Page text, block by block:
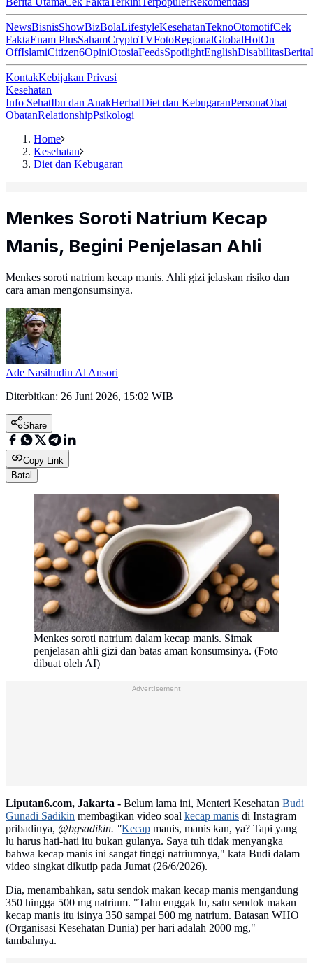
NewsBisnisShowBizBolaLifestyleKesehatanTeknoOtomotifCek
FaktaEnam PlusSahamCryptoTVFotoRegionalGlobalHotOn
OffIslamiCitizen6OpiniOtosiaFeedsSpotlightEnglishDisabilitasBerita
KontakKebijakan Privasi
Kesehatan
Info SehatIbu dan AnakHerbalDiet dan KebugaranPersonaObat
ObatanRelationshipPsikologi
Home
Kesehatan
Diet dan Kebugaran
Menkes Soroti Natrium Kecap
Manis, Begini Penjelasan Ahli
Menkes soroti natrium kecap manis. Ahli gizi jelaskan risiko dan
cara aman mengonsumsinya.
Ade Nasihudin Al Ansori
Diterbitkan: 26 Juni 2026, 15:02 WIB
Share
Copy Link
Batal
Menkes soroti natrium dalam kecap manis. Simak
penjelasan ahli gizi dan batas aman konsumsinya. (Foto
dibuat oleh AI)
Advertisement
Liputan6.com, Jakarta - Belum lama ini, Menteri Kesehatan Budi
Gunadi Sadikin membagikan video soal kecap manis di Instagram
pribadinya, @bgsadikin. "Kecap manis, manis kan, ya? Tapi yang
lu harus hati-hati itu bukan gulanya. Saya tuh tidak menyangka
bahwa kecap manis ini sangat tinggi natriumnya," kata Budi dalam
video singkat dikutip pada Jumat (26/6/2026).
Dia, menambahkan, satu sendok makan kecap manis mengandung
350 hingga 500 mg natrium. "Tahu enggak lu, satu sendok makan
kecap manis itu isinya 350 sampai 500 mg natrium. Batasan WHO
(Organisasi Kesehatan Dunia) per hari adalah 2000 mg,"
tambahnya.